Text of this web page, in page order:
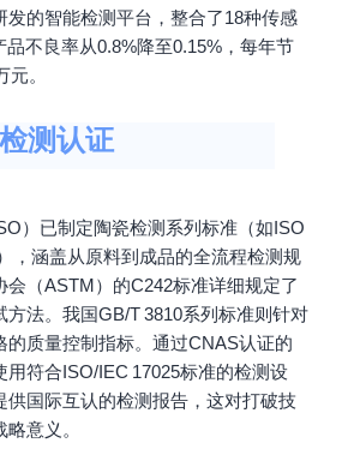
发的智能检测平台，整合了18种传感
不良率从0.8%降至0.15%，每年节
。
测认证
）已制定陶瓷检测系列标准（如ISO
，涵盖从原料到成品的全流程检测规
会（ASTM）的C242标准详细规定了
方法。我国GB/T 3810系列标准则针对
的质量控制指标。通过CNAS认证的
用符合ISO/IEC 17025标准的检测设
供国际互认的检测报告，这对打破技
意义。